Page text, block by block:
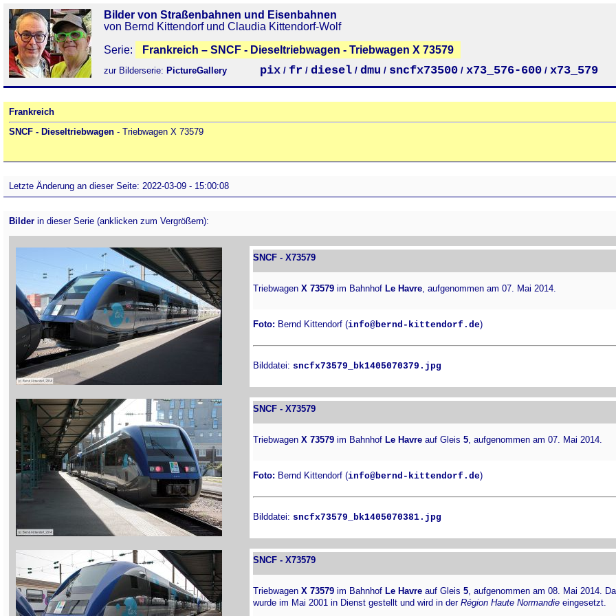
Bilder von Straßenbahnen und Eisenbahnen
von Bernd Kittendorf und Claudia Kittendorf-Wolf
Serie:
Frankreich – SNCF - Dieseltriebwagen - Triebwagen X 73579
zur Bilderserie: PictureGallery pix / fr / diesel / dmu / sncfx73500 / x73_576-600 / x73_579
Frankreich
SNCF - Dieseltriebwagen - Triebwagen X 73579
Letzte Änderung an dieser Seite: 2022-03-09 - 15:00:08
Bilder in dieser Serie (anklicken zum Vergrößern):
SNCF - X73579
Triebwagen X 73579 im Bahnhof Le Havre, aufgenommen am 07. Mai 2014.
Foto: Bernd Kittendorf (info@bernd-kittendorf.de)
Bilddatei: sncfx73579_bk1405070379.jpg
SNCF - X73579
Triebwagen X 73579 im Bahnhof Le Havre auf Gleis 5, aufgenommen am 07. Mai 2014.
Foto: Bernd Kittendorf (info@bernd-kittendorf.de)
Bilddatei: sncfx73579_bk1405070381.jpg
SNCF - X73579
Triebwagen X 73579 im Bahnhof Le Havre auf Gleis 5, aufgenommen am 08. Mai 2014.
wurde im Mai 2001 in Dienst gestellt und wird in der Région Haute Normandie eingesetzt.